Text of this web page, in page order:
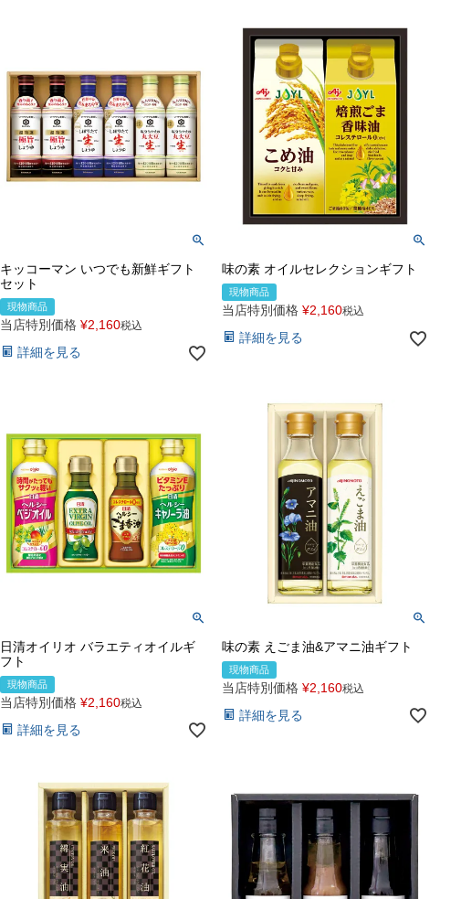
キッコーマン いつでも新鮮ギフト
セット
現物商品
当店特別価格 ¥2,160税込
詳細を見る
味の素 オイルセレクションギフト
現物商品
当店特別価格 ¥2,160税込
詳細を見る
日清オイリオ バラエティオイルギ
フト
現物商品
当店特別価格 ¥2,160税込
詳細を見る
味の素 えごま油&アマニ油ギフト
現物商品
当店特別価格 ¥2,160税込
詳細を見る